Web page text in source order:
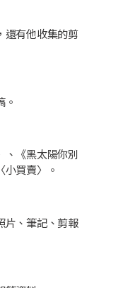
還有他收集的剪
、《黑太陽你別
買賣〉。
片、筆記、剪報